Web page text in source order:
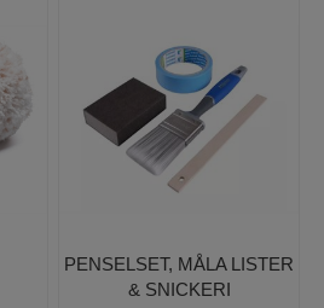
PENSELSET, MÅLA LISTER
& SNICKERI